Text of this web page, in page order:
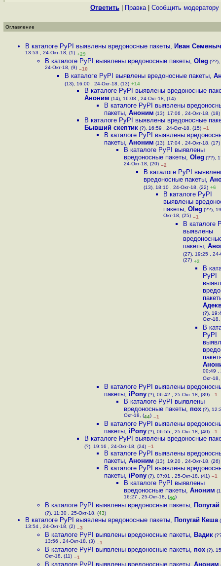
Ответить Правка| Cообщить модератору
Оглавление
В каталоге PyPI выявлены вредоносные пакеты, Иван Семеныч
13:53 , 24-Окт-18, (1) +29
В каталоге PyPI выявлены вредоносные пакеты, Oleg
24-Окт-18, (9) –10
В каталоге PyPI выявлены вредоносные пакеты,
(13), 16:00 , 24-Окт-18, (13) +14
В каталоге PyPI выявлены вредоносные
Аноним (14), 16:08 , 24-Окт-18, (14)
В каталоге PyPI выявлены
пакеты, Аноним (13), 17:06 , 24-Окт-18, (18)
В каталоге PyPI выявлены вредоносные
Бывший скептик (?), 16:59 , 24-Окт-18, (15) –1
В каталоге PyPI выявлены
пакеты, Аноним (13), 17:04 , 24-Окт-18, (17)
В каталоге PyPI выявлены
вредоносные пакеты, Oleg (??),
24-Окт-18, (20) –2
В каталоге PyPI
вредоносные пакеты,
(13), 18:10 , 24-Окт-18, (22) +6
В каталоге PyPI
выявлены
пакеты, Oleg (??),
Окт-18, (25) –1
В каталоге
выявлены
пакеты,
(27), 19:25 , 24-
(27) +2
В
PyPI
(?),
Окт-
В
PyPI
00:49 ,
Окт-
В каталоге PyPI выявлены
пакеты, iPony (?), 06:42 , 25-Окт-18, (39) –1
В каталоге PyPI выявлены
вредоносные пакеты, пох (?),
Окт-18, (44) –1
В каталоге PyPI выявлены
пакеты, iPony (?), 06:55 , 25-Окт-18, (40) –1
В каталоге PyPI выявлены вредоносные
(?), 19:16 , 24-Окт-18, (24) –1
В каталоге PyPI выявлены
пакеты, Аноним (13), 19:20 , 24-Окт-18, (26)
В каталоге PyPI выявлены
пакеты, iPony (?), 07:01 , 25-Окт-18, (41) –1
В каталоге PyPI выявлены
вредоносные пакеты, Аноним
16:27 , 25-Окт-18, (46)
В каталоге PyPI выявлены вредоносные пакеты,
(?), 11:30 , 25-Окт-18, (43)
В каталоге PyPI выявлены вредоносные пакеты, Попугай Кеша
13:54 , 24-Окт-18, (2) –3
В каталоге PyPI выявлены вредоносные пакеты, Вадик
13:56 , 24-Окт-18, (3) –1
В каталоге PyPI выявлены вредоносные пакеты, пох (?),
Окт-18, (11) –1
В каталоге PyPI выявлены вредоносные пакеты, Аноним